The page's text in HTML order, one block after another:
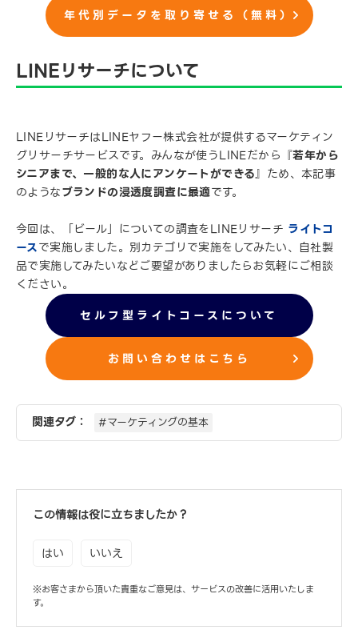
年代別データを取り寄せる（無料）
LINEリサーチについて
LINEリサーチはLINEヤフー株式会社が提供するマーケティン
グリサーチサービスです。みんなが使うLINEだから『若年から
シニアまで、一般的な人にアンケートができる』ため、本記事
のようなブランドの浸透度調査に最適です。
今回は、「ビール」についての調査をLINEリサーチ ライトコ
ースで実施しました。別カテゴリで実施をしてみたい、自社製
品で実施してみたいなどご要望がありましたらお気軽にご相談
ください。
セルフ型ライトコースについて
お問い合わせはこちら
関連タグ： #マーケティングの基本
この情報は役に立ちましたか？
はい いいえ
※お客さまから頂いた貴重なご意見は、サービスの改善に活用いたしま
す。